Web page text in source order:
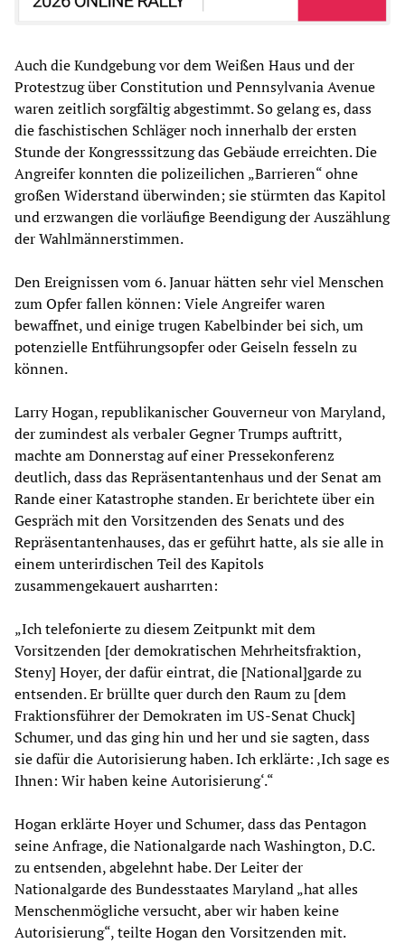
Auch die Kundgebung vor dem Weißen Haus und der
Protestzug über Constitution und Pennsylvania Avenue
waren zeitlich sorgfältig abgestimmt. So gelang es, dass
die faschistischen Schläger noch innerhalb der ersten
Stunde der Kongresssitzung das Gebäude erreichten. Die
Angreifer konnten die polizeilichen „Barrieren“ ohne
großen Widerstand überwinden; sie stürmten das Kapitol
und erzwangen die vorläufige Beendigung der Auszählung
der Wahlmännerstimmen.
Den Ereignissen vom 6. Januar hätten sehr viel Menschen
zum Opfer fallen können: Viele Angreifer waren
bewaffnet, und einige trugen Kabelbinder bei sich, um
potenzielle Entführungsopfer oder Geiseln fesseln zu
können.
Larry Hogan, republikanischer Gouverneur von Maryland,
der zumindest als verbaler Gegner Trumps auftritt,
machte am Donnerstag auf einer Pressekonferenz
deutlich, dass das Repräsentantenhaus und der Senat am
Rande einer Katastrophe standen. Er berichtete über ein
Gespräch mit den Vorsitzenden des Senats und des
Repräsentantenhauses, das er geführt hatte, als sie alle in
einem unterirdischen Teil des Kapitols
zusammengekauert ausharrten:
„Ich telefonierte zu diesem Zeitpunkt mit dem
Vorsitzenden [der demokratischen Mehrheitsfraktion,
Steny] Hoyer, der dafür eintrat, die [National]garde zu
entsenden. Er brüllte quer durch den Raum zu [dem
Fraktionsführer der Demokraten im US-Senat Chuck]
Schumer, und das ging hin und her und sie sagten, dass
sie dafür die Autorisierung haben. Ich erklärte: ‚Ich sage es
Ihnen: Wir haben keine Autorisierung‘.“
Hogan erklärte Hoyer und Schumer, dass das Pentagon
seine Anfrage, die Nationalgarde nach Washington, D.C.
zu entsenden, abgelehnt habe. Der Leiter der
Nationalgarde des Bundesstaates Maryland „hat alles
Menschenmögliche versucht, aber wir haben keine
Autorisierung“, teilte Hogan den Vorsitzenden mit.